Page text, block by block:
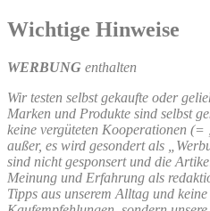
Wichtige Hinweise
WERBUNG enthalten
Wir testen selbst gekaufte oder
Marken und Produkte sind selbst
keine vergüteten Kooperationen (=
außer, es wird gesondert als
sind nicht gesponsert und die
Meinung und Erfahrung als
Tipps aus unserem Alltag und